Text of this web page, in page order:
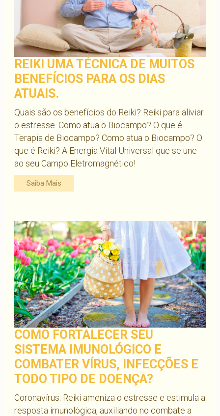
REIKI UMA TÉCNICA DE MUITOS
BENEFÍCIOS PARA OS DIAS
ATUAIS.
Quais são os benefícios do Reiki? Reiki para aliviar
o estresse. Como atua o Biocampo? O que é
Terapia de Biocampo? Como atua o Biocampo? O
que é Reiki? A Energia Vital Universal que se une
ao seu Campo Eletromagnético!
Saiba Mais
COMO FORTALECER SEU
SISTEMA IMUNOLÓGICO E
COMBATER VÍRUS, INFECÇÕES E
TODO TIPO DE DOENÇA?
Coronavírus: Reiki ameniza o estresse e estimula a
resposta imunológica, auxiliando no combate a